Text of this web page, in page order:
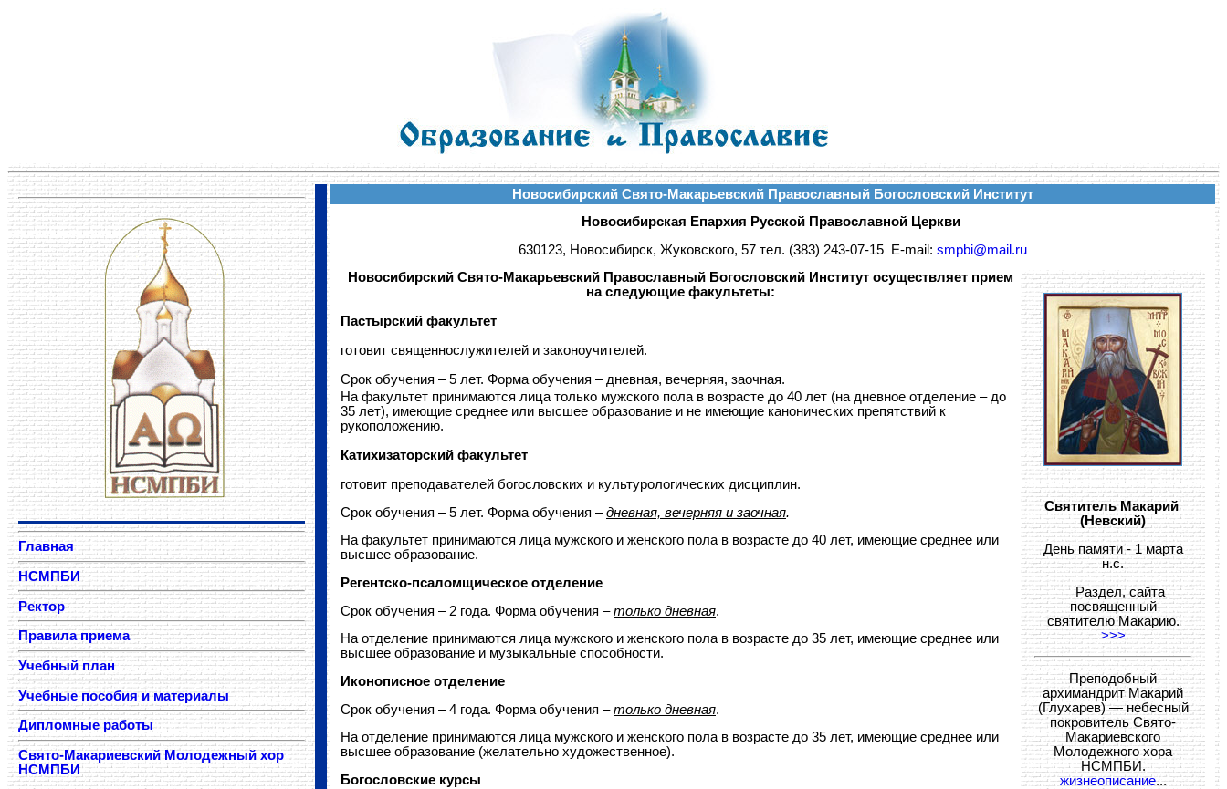
Главная
НСМПБИ
Ректор
Правила приема
Учебный план
Учебные пособия и материалы
Дипломные работы
Свято-Макариевский Молодежный хор
НСМПБИ
Новосибирский Свято-Макарьевский Православный Богословский Институт
Новосибирская Епархия Русской Православной Церкви
630123, Новосибирск, Жуковского, 57 тел. (383) 243-07-15 E-mail: smpbi@mail.ru
Святитель Макарий
(Невский)
День памяти - 1 марта
н.с.
Раздел, сайта
посвященный
святителю Макарию.
>>>
Преподобный
архимандрит Макарий
(Глухарев) — небесный
покровитель Свято-
Макариевского
Молодежного хора
НСМПБИ.
жизнеописание...
Новосибирский Свято-Макарьевский Православный Богословский Институт осуществляет прием
на следующие факультеты:
Пастырский факультет
готовит священнослужителей и законоучителей.
Срок обучения – 5 лет. Форма обучения – дневная, вечерняя, заочная.
На факультет принимаются лица только мужского пола в возрасте до 40 лет (на дневное отделение – до
35 лет), имеющие среднее или высшее образование и не имеющие канонических препятствий к
рукоположению.
Катихизаторский факультет
готовит преподавателей богословских и культурологических дисциплин.
Срок обучения – 5 лет. Форма обучения –дневная, вечерняя и заочная.
На факультет принимаются лица мужского и женского пола в возрасте до 40 лет, имеющие среднее или
высшее образование.
Регентско-псаломщическое отделение
Срок обучения – 2 года. Форма обучения –только дневная.
На отделение принимаются лица мужского и женского пола в возрасте до 35 лет, имеющие среднее или
высшее образование и музыкальные способности.
Иконописное отделение
Срок обучения – 4 года. Форма обучения –только дневная.
На отделение принимаются лица мужского и женского пола в возрасте до 35 лет, имеющие среднее или
высшее образование (желательно художественное).
Богословские курсы